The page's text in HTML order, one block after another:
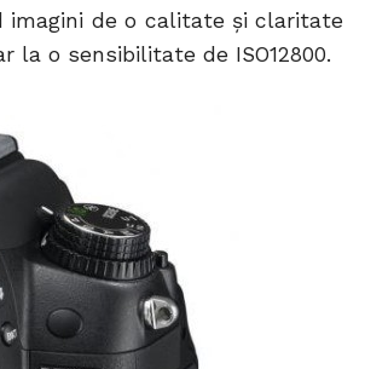
imagini de o calitate şi claritate
o sensibilitate de ISO12800.